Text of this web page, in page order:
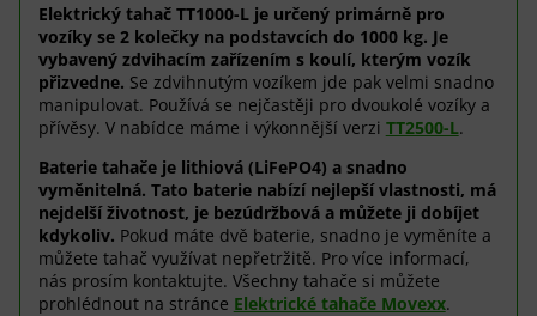
Elektrický tahač TT1000-L je určený primárně pro
vozíky se 2 kolečky na podstavcích do 1000 kg. Je
vybavený zdvihacím zařízením s koulí, kterým vozík
přizvedne. Se zdvihnutým vozíkem jde pak velmi snadno
manipulovat. Používá se nejčastěji pro dvoukolé vozíky a
přívěsy. V nabídce máme i výkonnější verzi TT2500-L.
Baterie tahače je lithiová (LiFePO4) a snadno
vyměnitelná. Tato baterie nabízí nejlepší vlastnosti, má
nejdelší životnost, je bezúdržbová a můžete ji dobíjet
kdykoliv. Pokud máte dvě baterie, snadno je vyměníte a
můžete tahač využívat nepřetržitě. Pro více informací,
nás prosím kontaktujte. Všechny tahače si můžete
prohlédnout na stránce Elektrické tahače Movexx.